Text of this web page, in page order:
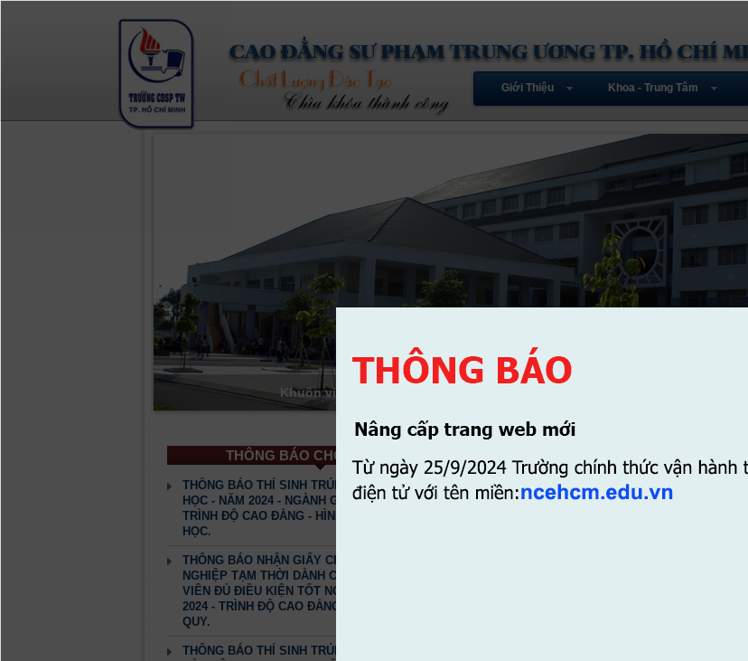
Giới Thiệu Khoa - Trung Tâm
Khuôn viên cơ sở 2 trường CĐ Sư Phạm Trung Ương TP.HCM
THÔNG BÁO CHO SINH VIÊN
THÔNG BÁO THÍ SINH TRÚNG TUYỂN VÀ NHẬP
HỌC - NĂM 2024 - NGÀNH GIÁO DỤC MẦM NON -
TRÌNH ĐỘ CAO ĐẲNG - HÌNH THỨC VỪA LÀM VỪA
HỌC.
THÔNG BÁO NHẬN GIẤY CHỨNG NHẬN TỐT
NGHIỆP TẠM THỜI DÀNH CHO DANH SÁCH SINH
VIÊN ĐỦ ĐIỀU KIỆN TỐT NGHIỆP ĐỢT 2 - NĂM
2024 - TRÌNH ĐỘ CAO ĐẲNG - HÌNH THỨC CHÍNH
QUY.
THÔNG BÁO THÍ SINH TRÚNG TUYỂN BỔ SUNG
THÔNG BÁO CHO GV­­ & CBNV
THÔNG BÁO TUYỂN DỤNG NĂM 2024